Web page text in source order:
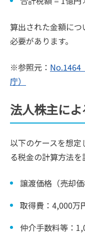
算出された金額につ
必要があります。
※参照元： No.1464
庁）
法人株主に
以下のケースを想
る税金の計算方法を
譲渡価格（売却
取得費：4,000万
仲介手数料等：